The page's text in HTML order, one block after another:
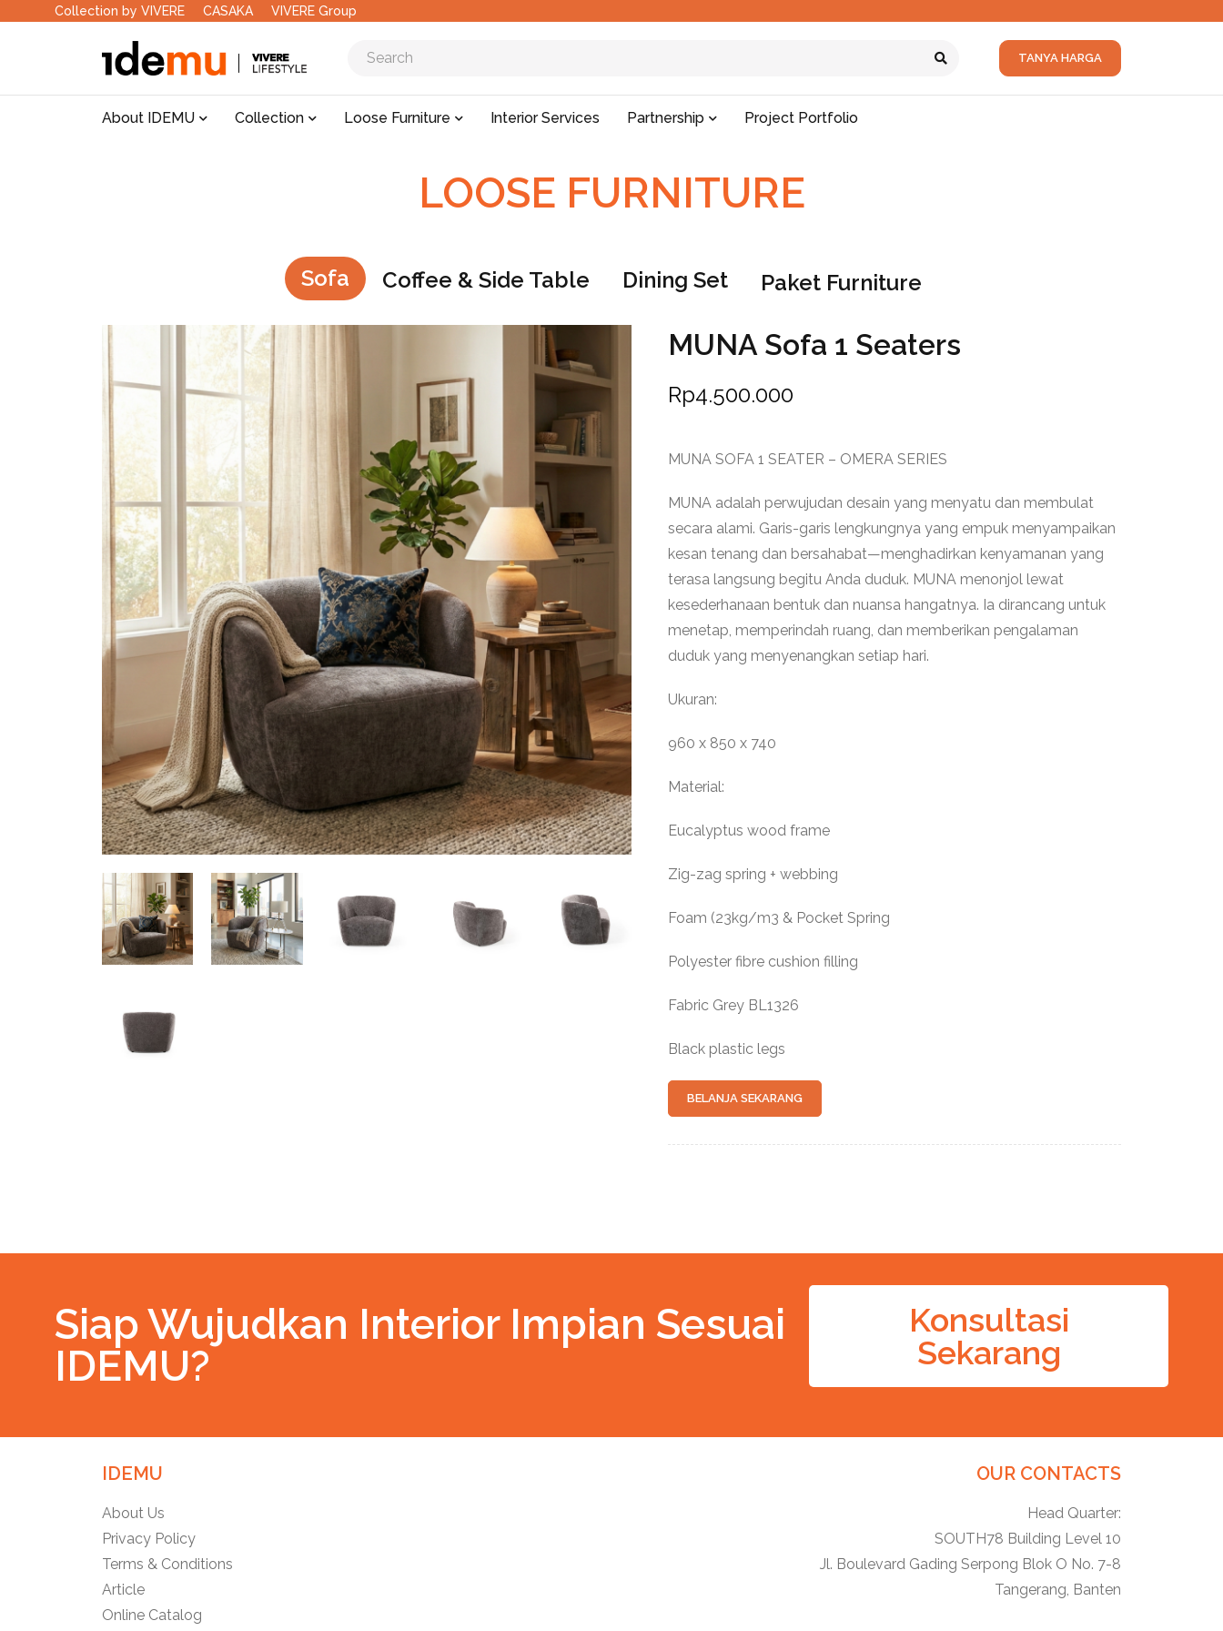
Collection by VIVERE CASAKA VIVERE Group
TANYA HARGA
About IDEMU Collection Loose Furniture Interior Services Partnership Project Portfolio
LOOSE FURNITURE
Sofa Coffee & Side Table Dining Set Paket Furniture
MUNA Sofa 1 Seaters
Rp4.500.000
MUNA SOFA 1 SEATER – OMERA SERIES
MUNA adalah perwujudan desain yang menyatu dan membulat
secara alami. Garis-garis lengkungnya yang empuk menyampaikan
kesan tenang dan bersahabat—menghadirkan kenyamanan yang
terasa langsung begitu Anda duduk. MUNA menonjol lewat
kesederhanaan bentuk dan nuansa hangatnya. Ia dirancang untuk
menetap, memperindah ruang, dan memberikan pengalaman
duduk yang menyenangkan setiap hari.
Ukuran:
960 x 850 x 740
Material:
Eucalyptus wood frame
Zig-zag spring + webbing
Foam (23kg/m3 & Pocket Spring
Polyester fibre cushion filling
Fabric Grey BL1326
Black plastic legs
BELANJA SEKARANG
Siap Wujudkan Interior Impian Sesuai
IDEMU?
Konsultasi
Sekarang
IDEMU
About Us
Privacy Policy
Terms & Conditions
Article
Online Catalog
OUR CONTACTS
Head Quarter:
SOUTH78 Building Level 10
Jl. Boulevard Gading Serpong Blok O No. 7-8
Tangerang, Banten